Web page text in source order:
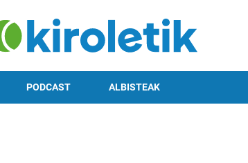
PODCAST ALBISTEAK